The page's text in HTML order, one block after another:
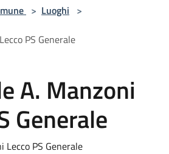
> Luoghi >
PS Generale
A. Manzoni
Generale
Lecco PS Generale